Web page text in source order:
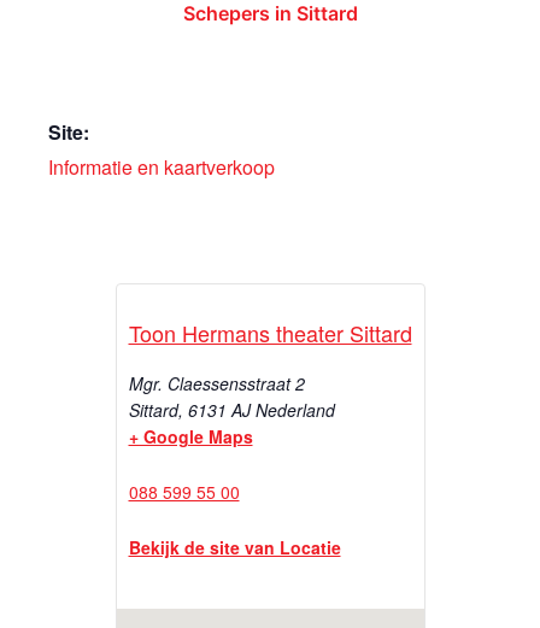
Schepers in Sittard
Site:
Informatie en kaartverkoop
Toon Hermans theater Sittard
Mgr. Claessensstraat 2
Sittard, 6131 AJ Nederland
+ Google Maps
088 599 55 00
Bekijk de site van Locatie